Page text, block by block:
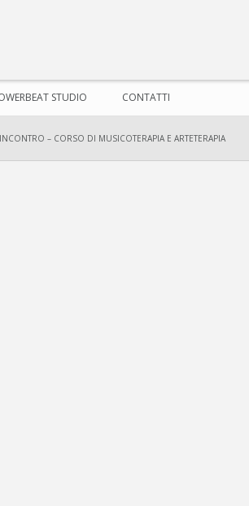
STUDIO CONTATTI
– CORSO DI MUSICOTERAPIA E ARTETERAPIA